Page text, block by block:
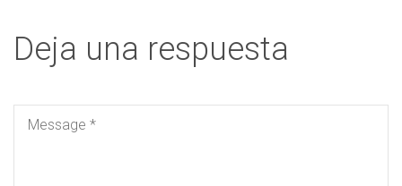
Deja una respuesta